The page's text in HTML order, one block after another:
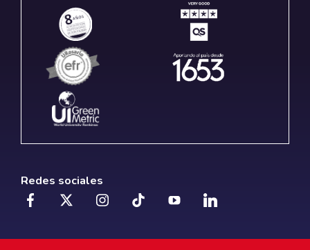
Redes sociales